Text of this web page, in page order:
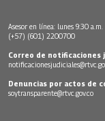
Asesor en línea: lunes 9:30
(+57) (601) 2200700
Correo de notificaciones
Denuncias por actos de
soytransparente@rtvc.gov.co